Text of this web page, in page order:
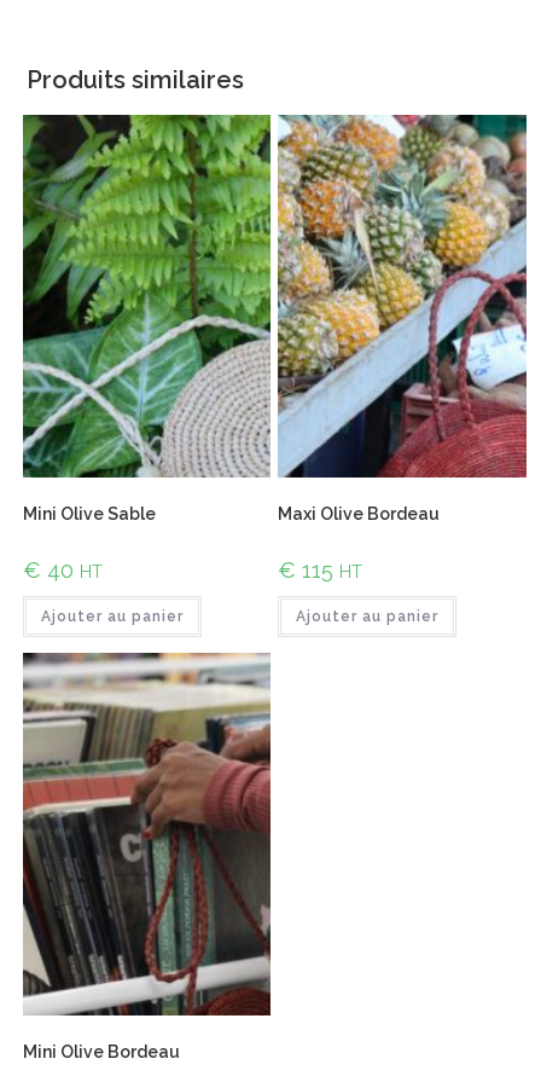
Produits similaires
Mini Olive Sable
€ 40 HT
Ajouter au panier
Maxi Olive Bordeau
€ 115 HT
Ajouter au panier
Mini Olive Bordeau